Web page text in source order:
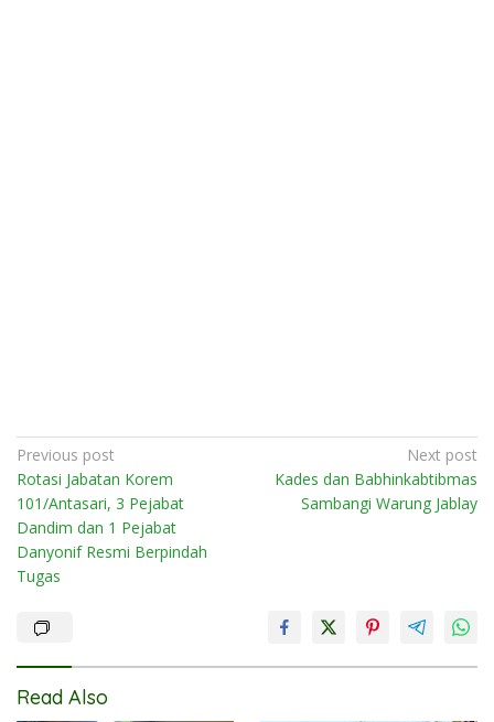
Post
navigation
Previous post
Rotasi Jabatan Korem
101/Antasari, 3 Pejabat
Dandim dan 1 Pejabat
Danyonif Resmi Berpindah
Tugas
Next post
Kades dan Babhinkabtibmas
Sambangi Warung Jablay
Read Also